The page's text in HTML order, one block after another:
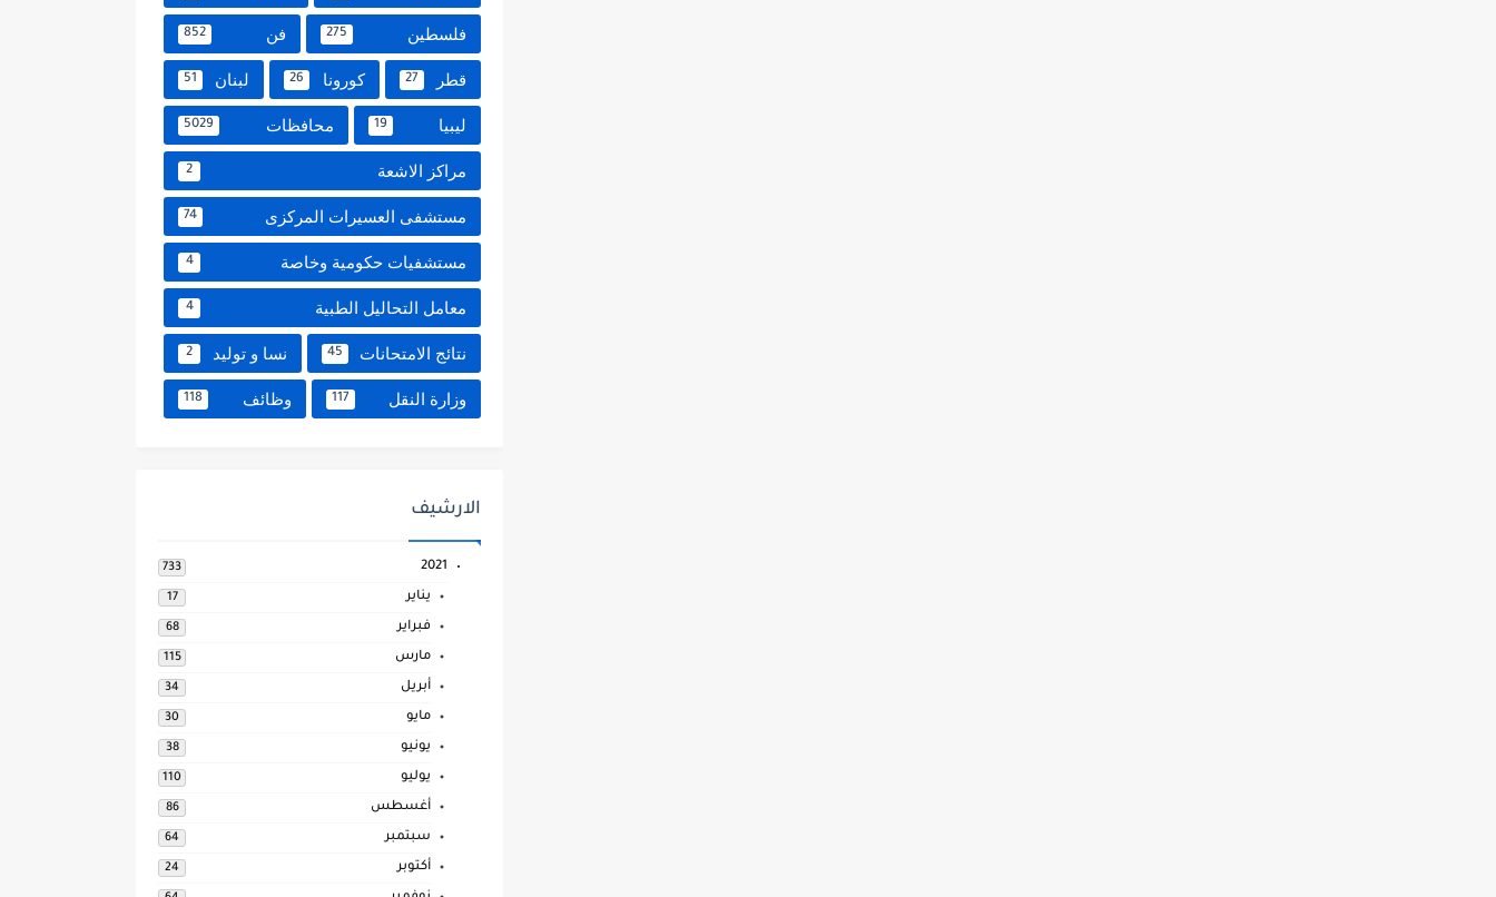
فلسطين 275 فن 852
قطر 27 كورونا 26 لبنان 51
ليبيا 19 محافظات 5029
مراكز الاشعة 2
مستشفى العسيرات المركزى 74
مستشفيات حكومية وخاصة 4
معامل التحاليل الطبية 4
نتائج الامتحانات 45 نسا و توليد 2
وزارة النقل 117 وظائف 118
الارشيف
2021
733
يناير 17
فبراير 68
مارس 115
أبريل 34
مايو 30
يونيو 38
يوليو 110
أغسطس 86
سبتمبر 64
أكتوبر 24